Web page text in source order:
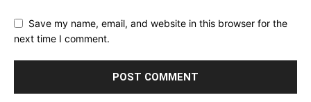
Save my name, email, and website in this browser for the
next time I comment.